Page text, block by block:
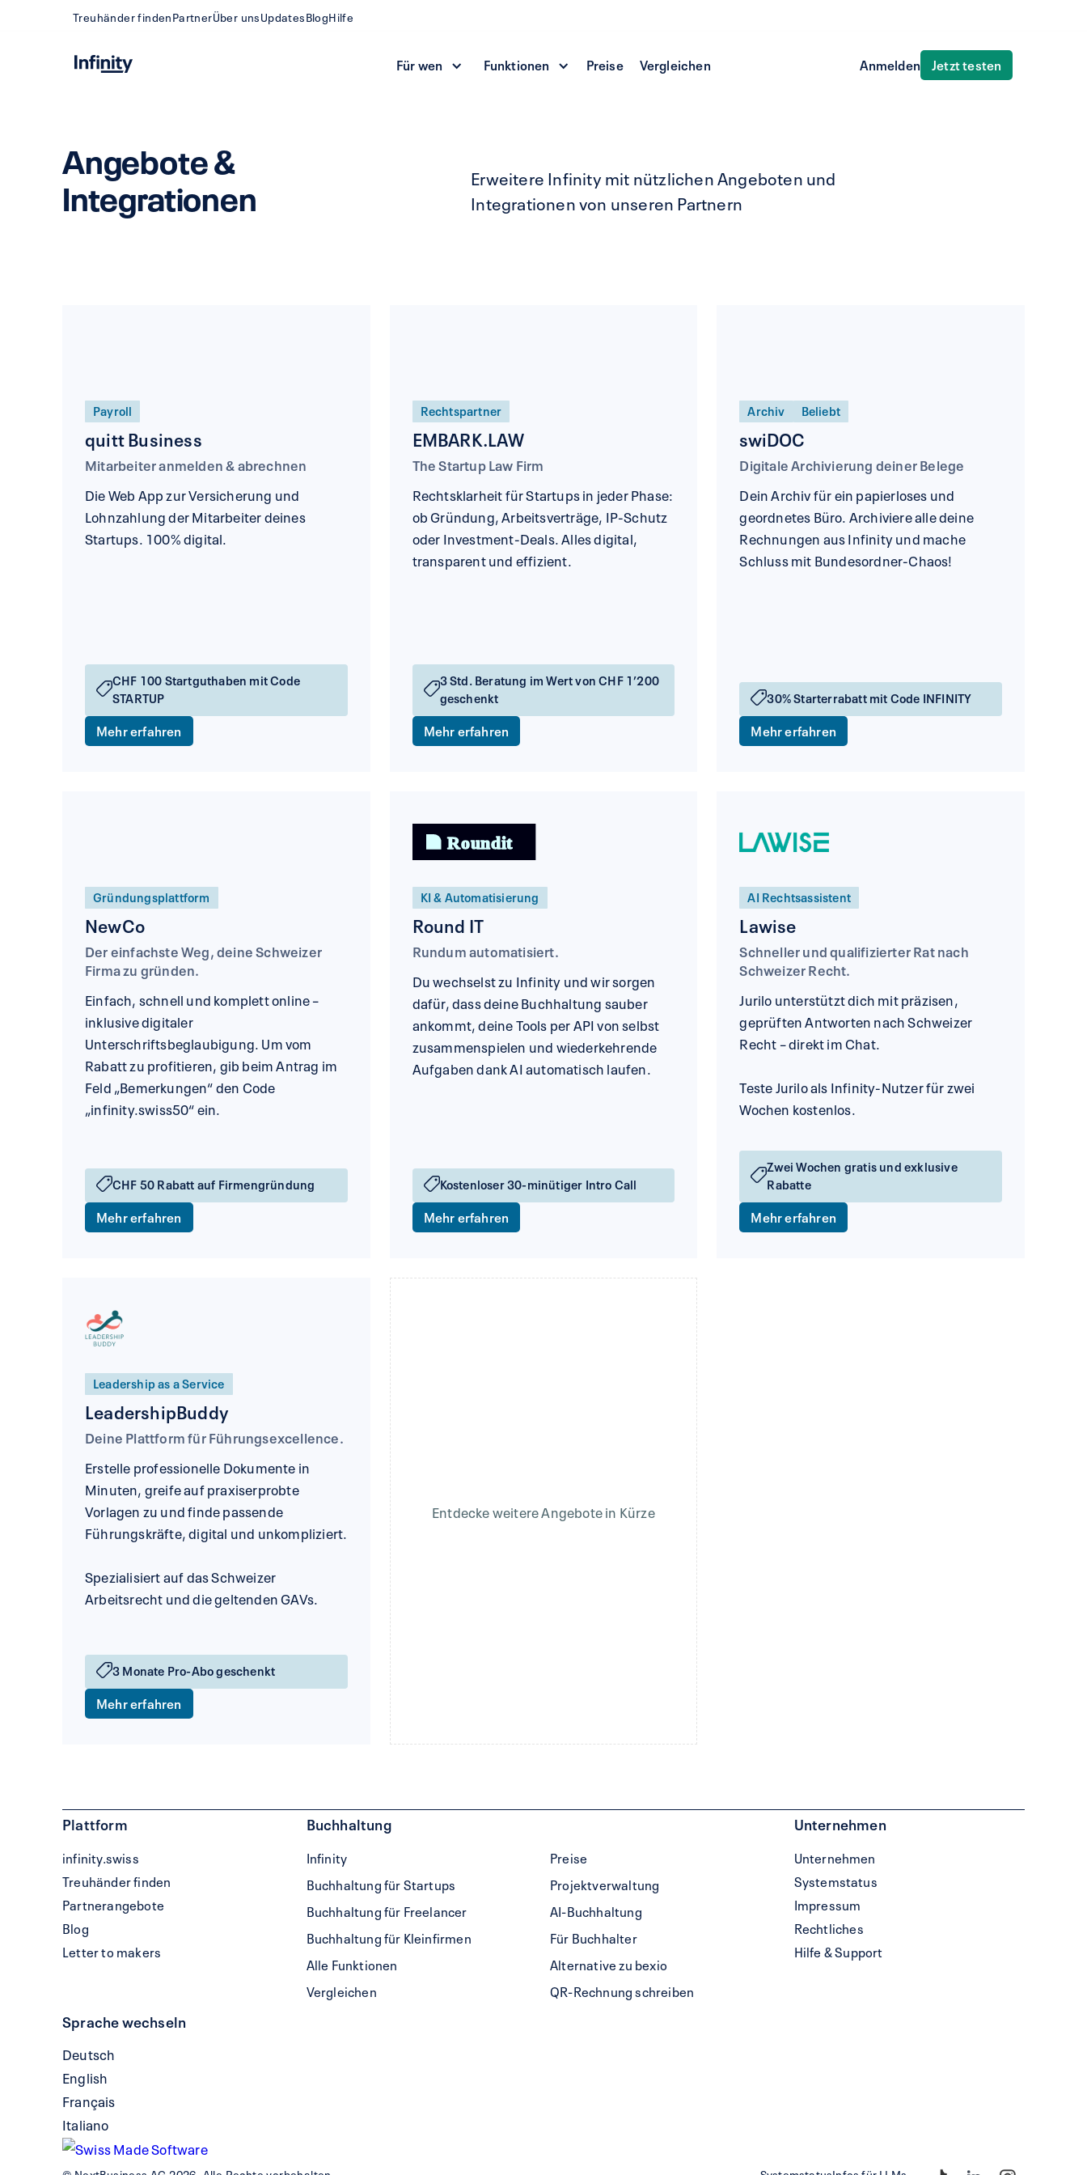
Treuhänder findenPartnerÜber unsUpdatesBlogHilfe
Für wen Funktionen Preise Vergleichen Anmelden Jetzt testen
Angebote &
Integrationen
Erweitere Infinity mit nützlichen Angeboten und
Integrationen von unseren Partnern
Payroll
quitt Business
Mitarbeiter anmelden & abrechnen
Die Web App zur Versicherung und
Lohnzahlung der Mitarbeiter deines
Startups. 100% digital.
CHF 100 Startguthaben mit Code
STARTUP
Mehr erfahren
Rechtspartner
EMBARK.LAW
The Startup Law Firm
Rechtsklarheit für Startups in jeder Phase:
ob Gründung, Arbeitsverträge, IP-Schutz
oder Investment-Deals. Alles digital,
transparent und effizient.
3 Std. Beratung im Wert von CHF 1’200
geschenkt
Mehr erfahren
Archiv Beliebt
swiDOC
Digitale Archivierung deiner Belege
Dein Archiv für ein papierloses und
geordnetes Büro. Archiviere alle deine
Rechnungen aus Infinity und mache
Schluss mit Bundesordner-Chaos!
30% Starterrabatt mit Code INFINITY
Mehr erfahren
Gründungsplattform
NewCo
Der einfachste Weg, deine Schweizer
Firma zu gründen.
Einfach, schnell und komplett online –
inklusive digitaler
Unterschriftsbeglaubigung. Um vom
Rabatt zu profitieren, gib beim Antrag im
Feld „Bemerkungen“ den Code
„infinity.swiss50“ ein.
CHF 50 Rabatt auf Firmengründung
Mehr erfahren
KI & Automatisierung
Round IT
Rundum automatisiert.
Du wechselst zu Infinity und wir sorgen
dafür, dass deine Buchhaltung sauber
ankommt, deine Tools per API von selbst
zusammenspielen und wiederkehrende
Aufgaben dank AI automatisch laufen.
Kostenloser 30-minütiger Intro Call
Mehr erfahren
AI Rechtsassistent
Lawise
Schneller und qualifizierter Rat nach
Schweizer Recht.
Jurilo unterstützt dich mit präzisen,
geprüften Antworten nach Schweizer
Recht – direkt im Chat.
Teste Jurilo als Infinity-Nutzer für zwei
Wochen kostenlos.
Zwei Wochen gratis und exklusive
Rabatte
Mehr erfahren
Leadership as a Service
LeadershipBuddy
Deine Plattform für Führungsexcellence.
Erstelle professionelle Dokumente in
Minuten, greife auf praxiserprobte
Vorlagen zu und finde passende
Führungskräfte, digital und unkompliziert.
Spezialisiert auf das Schweizer
Arbeitsrecht und die geltenden GAVs.
3 Monate Pro-Abo geschenkt
Mehr erfahren
Entdecke weitere Angebote in Kürze
Plattform
infinity.swiss
Treuhänder finden
Partnerangebote
Blog
Letter to makers
Buchhaltung
Infinity
Preise
Buchhaltung für Startups
Projektverwaltung
Buchhaltung für Freelancer
AI-Buchhaltung
Buchhaltung für Kleinfirmen
QR-
Rechnung
schreiben
Für Buchhalter
Alle Funktionen
Alternative zu bexio
Vergleichen
QR-Rechnung schreiben
Unternehmen
Unternehmen
Systemstatus
Impressum
Rechtliches
Hilfe & Support
Sprache wechseln
Deutsch
English
Français
Italiano